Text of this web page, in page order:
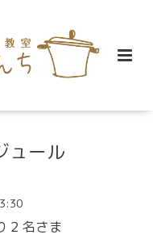
ュール
２名さま